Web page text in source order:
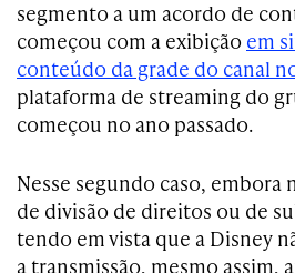
segmento a um acordo de
começou com a exibição em
conteúdo da grade do canal
plataforma de streaming do
começou no ano passado.
Nesse segundo caso, embora
de divisão de direitos ou de
tendo em vista que a Disney
a transmissão, mesmo assim,